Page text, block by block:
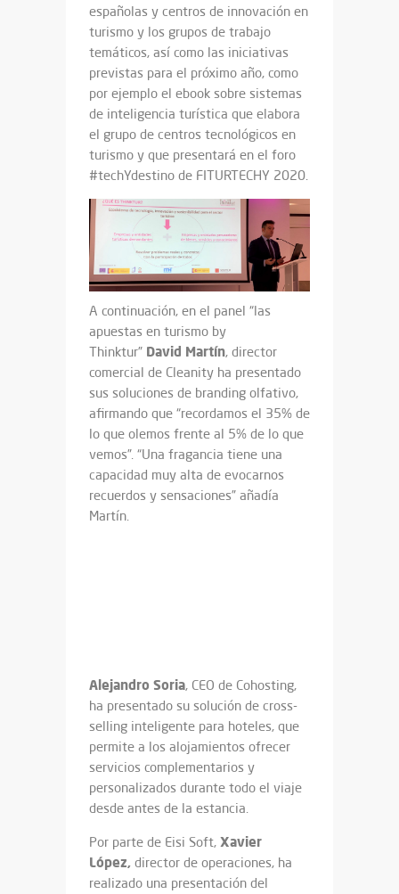
españolas y centros de innovación en
turismo y los grupos de trabajo
temáticos, así como las iniciativas
previstas para el próximo año, como
por ejemplo el ebook sobre sistemas
de inteligencia turística que elabora
el grupo de centros tecnológicos en
turismo y que presentará en el foro
#techYdestino de FITURTECHY 2020.
A continuación, en el panel “las
apuestas en turismo by
Thinktur” David Martín, director
comercial de Cleanity ha presentado
sus soluciones de branding olfativo,
afirmando que “recordamos el 35% de
lo que olemos frente al 5% de lo que
vemos”. “Una fragancia tiene una
capacidad muy alta de evocarnos
recuerdos y sensaciones” añadía
Martín.
Alejandro Soria, CEO de Cohosting,
ha presentado su solución de cross-
selling inteligente para hoteles, que
permite a los alojamientos ofrecer
servicios complementarios y
personalizados durante todo el viaje
desde antes de la estancia.
Por parte de Eisi Soft, Xavier
López, director de operaciones, ha
realizado una presentación del